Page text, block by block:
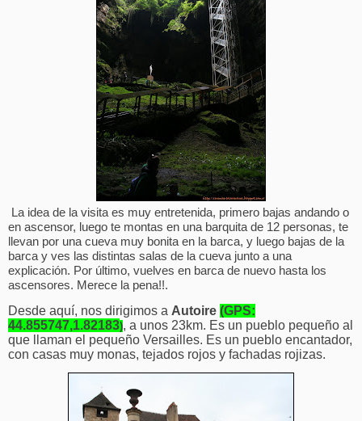
La idea de la visita es muy entretenida, primero bajas andando o
en ascensor, luego te montas en una barquita de 12 personas, te
llevan por una cueva muy bonita en la barca, y luego bajas de la
barca y ves las distintas salas de la cueva junto a una
explicación. Por último, vuelves en barca de nuevo hasta los
ascensores. Merece la pena!!.
Desde aquí, nos dirigimos a Autoire (GPS:
44.855747,1.82183), a unos 23km. Es un pueblo pequeño al
que llaman el pequeño Versailles. Es un pueblo encantador,
con casas muy monas, tejados rojos y fachadas rojizas.